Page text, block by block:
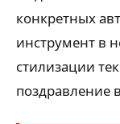
конкретных
инструмент в
стилизации
поздравление